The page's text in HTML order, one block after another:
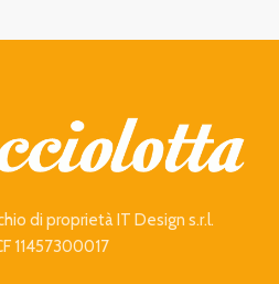
di proprietà IT Design s.r.l.
11457300017